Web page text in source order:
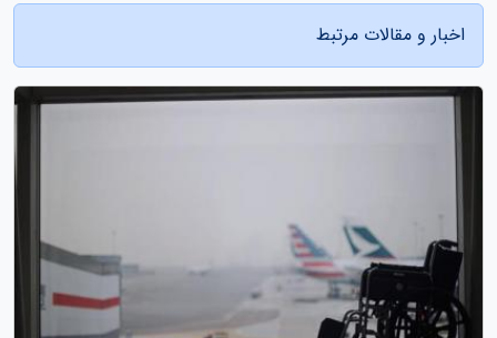
اخبار و مقالات مرتبط